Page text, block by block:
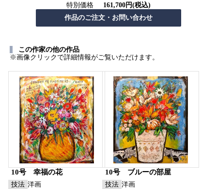
特別価格 161,700円(税込)
この作家の他の作品
※画像クリックで詳細情報がご覧いただけます。
10号 幸福の花
技法 洋画
10号 ブルーの部屋
技法 洋画